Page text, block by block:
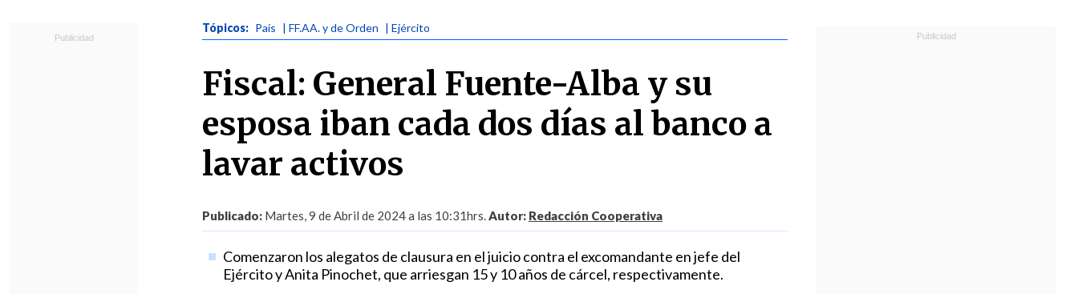
Tópicos: País | FF.AA. y de Orden | Ejército
Fiscal: General Fuente-Alba y su
esposa iban cada dos días al banco a
lavar activos
Publicado: Martes, 9 de Abril de 2024 a las 10:31hrs.Autor: Redacción Cooperativa
Comenzaron los alegatos de clausura en el juicio contra el excomandante en jefe del
Ejército y Anita Pinochet, que arriesgan 15 y 10 años de cárcel, respectivamente.